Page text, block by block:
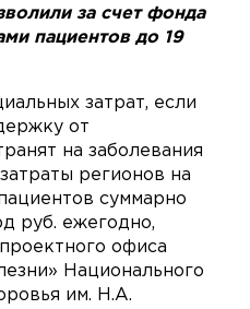
за счет фонда
пациентов до 19
затрат, если
от
на заболевания
регионов на
суммарно
руб. ежегодно,
офиса
Национального
им. Н.А.